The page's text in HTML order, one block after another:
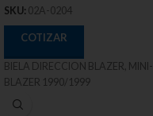
SKU: 02A-0204
COTIZAR
BIELA DIRECCION BLAZER, MINI-
BLAZER 1990/1999